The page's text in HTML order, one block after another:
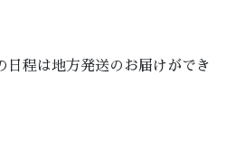
日程は地方発送のお届けができ